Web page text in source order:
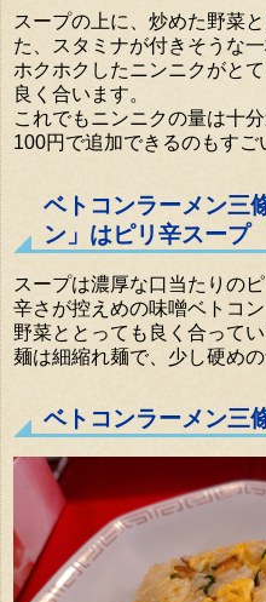
スープの上に、炒めた野菜
た、スタミナが付きそうな一
ホクホクしたニンニクがと
良く合います。
これでもニンニクの量は十
100円で追加できるのもすご
ベトコンラーメン三
ン」はピリ辛スープ
スープは濃厚な口当たりのピ
辛さが控えめの味噌ベトコ
野菜ととっても良く合って
麺は細縮れ麺で、少し硬めの
ベトコンラーメン三